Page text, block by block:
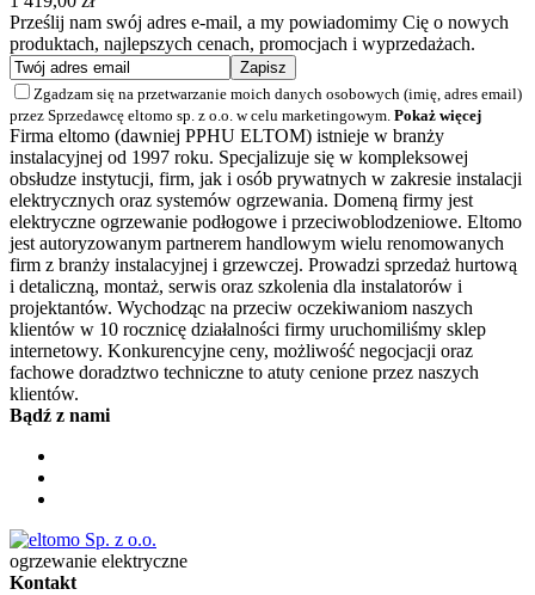
Prześlij nam swój adres e-mail, a my powiadomimy Cię o nowych
produktach, najlepszych cenach, promocjach i wyprzedażach.
Zgadzam się na przetwarzanie moich danych osobowych (imię, adres email)
przez Sprzedawcę eltomo sp. z o.o. w celu marketingowym. Pokaż więcej
Firma eltomo (dawniej PPHU ELTOM) istnieje w branży
instalacyjnej od 1997 roku. Specjalizuje się w kompleksowej
obsłudze instytucji, firm, jak i osób prywatnych w zakresie instalacji
elektrycznych oraz systemów ogrzewania. Domeną firmy jest
elektryczne ogrzewanie podłogowe i przeciwoblodzeniowe. Eltomo
jest autoryzowanym partnerem handlowym wielu renomowanych
firm z branży instalacyjnej i grzewczej. Prowadzi sprzedaż hurtową
i detaliczną, montaż, serwis oraz szkolenia dla instalatorów i
projektantów. Wychodząc na przeciw oczekiwaniom naszych
klientów w 10 rocznicę działalności firmy uruchomiliśmy sklep
internetowy. Konkurencyjne ceny, możliwość negocjacji oraz
fachowe doradztwo techniczne to atuty cenione przez naszych
klientów.
Bądź z nami
ogrzewanie elektryczne
Kontakt